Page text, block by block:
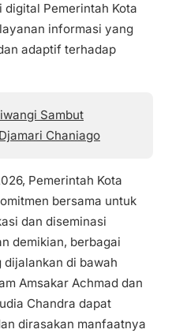
Pemerintah Kota
informasi yang
adaptif terhadap
Sambut
Chaniago
Pemerintah Kota
bersama untuk
dan diseminasi
demikian, berbagai
dijalankan di bawah
Amsakar Achmad dan
Chandra dapat
dirasakan manfaatnya